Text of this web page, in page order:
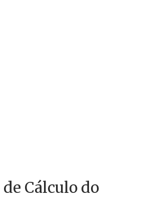
de Cálculo do